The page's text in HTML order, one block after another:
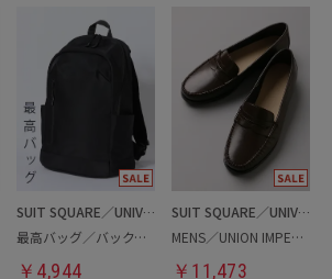
SUIT SQUARE／UNIVERSAL LANGUAGE
最高バッグ／バックパック
￥ 4,944
SUIT SQUARE／UNIVERSAL LANGUAGE
MENS／UNION IMPERIAL監修／コインローファー
￥ 11,473